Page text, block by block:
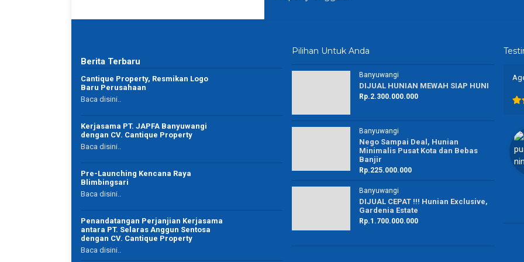
Berita Terbaru
Cantique Property, Resmikan Logo
Baru Perusahaan
Baca disini..
Kerjasama PT. JAPFA Banyuwangi
dengan CV. Cantique Property
Baca disini..
Pre-Launching Kencana Raya
Blimbingsari
Baca disini..
Penandatangan Perjanjian Kerjasama
antara PT. Selaras Anggun Sentosa
dengan CV. Cantique Property
Baca disini..
Pilihan Untuk Anda
Banyuwangi
DIJUAL HUNIAN MEWAH SIAP HUNI
Rp.2.300.000.000
Banyuwangi
Nego Sampai Deal, Hunian
Minimalis Pusat Kota dan Bebas
Banjir
Rp.225.000.000
Banyuwangi
DIJUAL CEPAT !!! Hunian Exclusive,
Gardenia Estate
Rp.1.700.000.000
Profesinal banget…!! Proses lancar … Top daah 👍👍👍
👍👍
IT Professional
Surabaya
Agent property yang amanah dan luar biasa 👍
maya puspito ningrum
Karyawan Swasta
Banyuwangi